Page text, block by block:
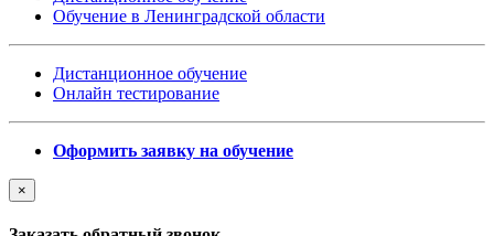
Обучение в Ленинградской области
Дистанционное обучение
Онлайн тестирование
Оформить заявку на обучение
×